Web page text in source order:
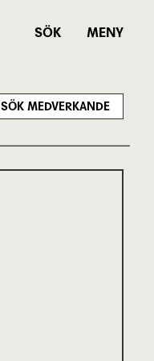
SÖK MENY
SÖK MEDVERKANDE